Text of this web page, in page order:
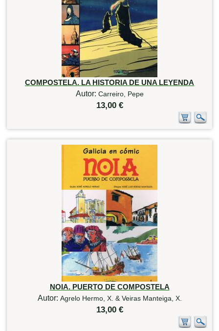
COMPOSTELA. LA HISTORIA DE UNA LEYENDA
Autor: Carreiro, Pepe
13,00 €
NOIA. PUERTO DE COMPOSTELA
Autor: Agrelo Hermo, X. & Veiras Manteiga, X.
13,00 €